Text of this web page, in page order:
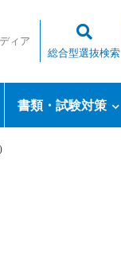
ィア
総合型選抜検索
書類・試験対策